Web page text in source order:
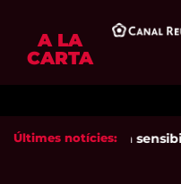
A LA
CARTA
Últimes notícies:La